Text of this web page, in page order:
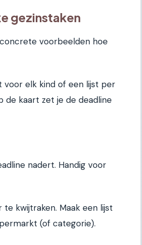
gezinstaken
voorbeelden hoe
voor elk kind of een lijst per
de kaart zet je de deadline
nadert. Handig voor
kwijtraken. Maak een lijst
(of categorie).